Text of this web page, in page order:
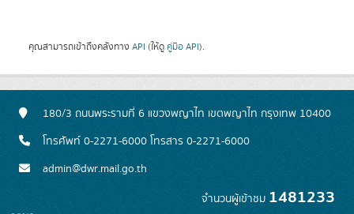
คุณสามารถเข้าถึงคลังทาง API (ให้ดู คู่มือ API).
180/3 ถนนพระรามที่ 6 แขวงพญาไท เขตพญาไท กรุงเทพ 10400
โทรศัพท์ 0-2271-6000 โทรสาร 0-2271-6000
admin@dwr.mail.go.th
จำนวนผู้เข้าชม 1481233